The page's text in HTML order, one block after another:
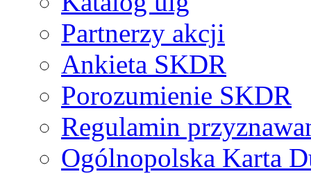
Partnerzy akcji
Ankieta SKDR
Porozumienie SKDR
Regulamin
Ogólnopolska Karta